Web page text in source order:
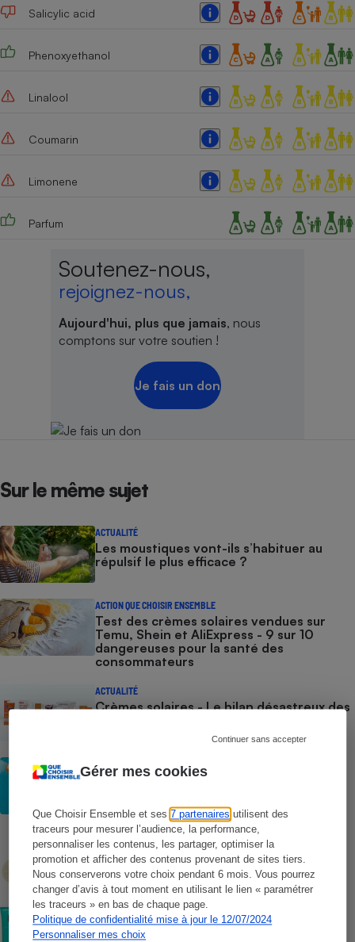
Gérer mes cookies
Que Choisir Ensemble et ses7 partenaires utilisent des
traceurs pour mesurer l’audience, la performance,
personnaliser les contenus, les partager, optimiser la
promotion et afficher des contenus provenant de sites tiers.
Nous conserverons votre choix pendant 6 mois. Vous pourrez
changer d’avis à tout moment en utilisant le lien « paramétrer
les traceurs » en bas de chaque page.
Politique de confidentialité mise à jour le 12/07/2024
Personnaliser mes choix
Continuer sans accepter
Salicylic acid
Phenoxyethanol
Linalool
Coumarin
Limonene
Parfum
Soutenez-nous,
rejoignez-nous,
Aujourd'hui, plus que jamais, nous
comptons sur votre soutien !
Je fais un don
Sur le même sujet
ACTUALITÉ
Les moustiques vont-ils s’habituer au
répulsif le plus efficace ?
ACTION QUE CHOISIR ENSEMBLE
Test des crèmes solaires vendues sur
Temu, Shein et AliExpress - 9 sur 10
dangereuses pour la santé des
consommateurs
ACTUALITÉ
Crèmes solaires - Le bilan désastreux des
CONSEILS
Crèmes solaires - Les logos à la loupe
COMMENT NOUS TESTONS
Crèmes solaires - Le protocole
COMMENT NOUS TESTONS
Crèmes solaires visage - Le protocole